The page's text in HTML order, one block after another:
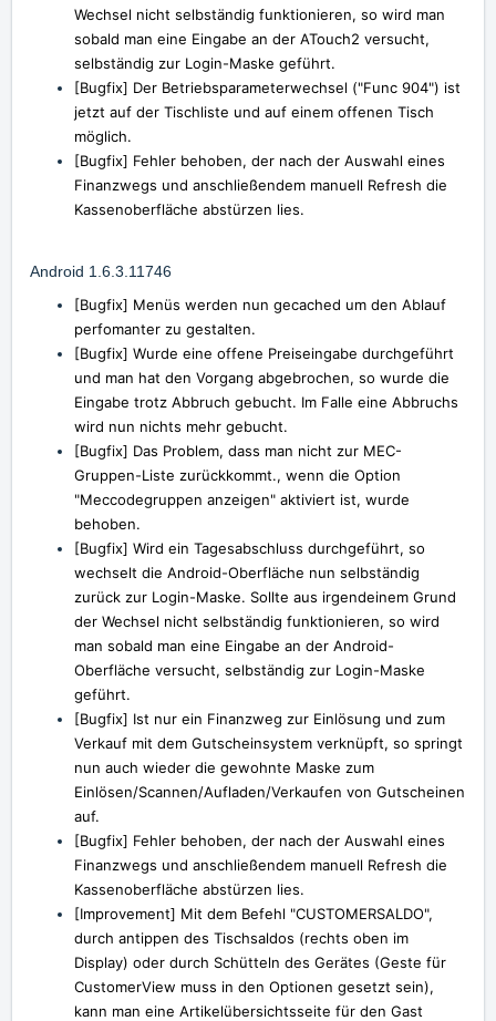
Wechsel nicht selbständig funktionieren, so wird man
sobald man eine Eingabe an der ATouch2 versucht,
selbständig zur Login-Maske geführt.
[Bugfix] Der Betriebsparameterwechsel ("Func 904") ist
jetzt auf der Tischliste und auf einem offenen Tisch
möglich.
[Bugfix] Fehler behoben, der nach der Auswahl eines
Finanzwegs und anschließendem manuell Refresh die
Kassenoberfläche abstürzen lies.
Android 1.6.3.11746
[Bugfix] Menüs werden nun gecached um den Ablauf
perfomanter zu gestalten.
[Bugfix] Wurde eine offene Preiseingabe durchgeführt
und man hat den Vorgang abgebrochen, so wurde die
Eingabe trotz Abbruch gebucht. Im Falle eine Abbruchs
wird nun nichts mehr gebucht.
[Bugfix] Das Problem, dass man nicht zur MEC-
Gruppen-Liste zurückkommt., wenn die Option
"Meccodegruppen anzeigen" aktiviert ist, wurde
behoben.
[Bugfix] Wird ein Tagesabschluss durchgeführt, so
wechselt die Android-Oberfläche nun selbständig
zurück zur Login-Maske. Sollte aus irgendeinem Grund
der Wechsel nicht selbständig funktionieren, so wird
man sobald man eine Eingabe an der Android-
Oberfläche versucht, selbständig zur Login-Maske
geführt.
[Bugfix] Ist nur ein Finanzweg zur Einlösung und zum
Verkauf mit dem Gutscheinsystem verknüpft, so springt
nun auch wieder die gewohnte Maske zum
Einlösen/Scannen/Aufladen/Verkaufen von Gutscheinen
auf.
[Bugfix] Fehler behoben, der nach der Auswahl eines
Finanzwegs und anschließendem manuell Refresh die
Kassenoberfläche abstürzen lies.
[Improvement] Mit dem Befehl "CUSTOMERSALDO",
durch antippen des Tischsaldos (rechts oben im
Display) oder durch Schütteln des Gerätes (Geste für
CustomerView muss in den Optionen gesetzt sein),
kann man eine Artikelübersichtsseite für den Gast